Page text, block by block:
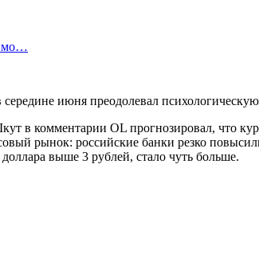
июня преодолевал
в комментарии OL прогнозировал, что
рынок: российские банки резко
выше 3 рублей, стало чуть больше.